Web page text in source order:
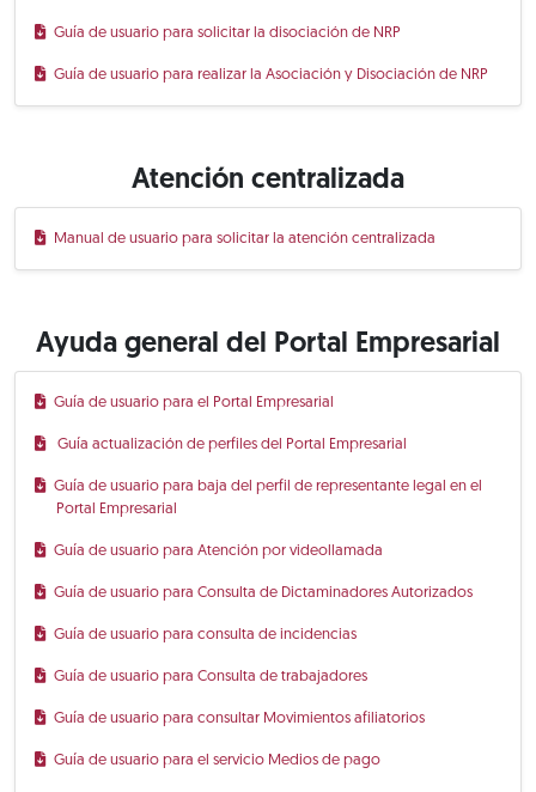
Guía de usuario para solicitar la disociación de NRP
Guía de usuario para realizar la Asociación y Disociación de NRP
Atención centralizada
Manual de usuario para solicitar la atención centralizada
Ayuda general del Portal Empresarial
Guía de usuario para el Portal Empresarial
Guía actualización de perfiles del Portal Empresarial
Guía de usuario para baja del perfil de representante legal en el
Portal Empresarial
Guía de usuario para Atención por videollamada
Guía de usuario para Consulta de Dictaminadores Autorizados
Guía de usuario para consulta de incidencias
Guía de usuario para Consulta de trabajadores
Guía de usuario para consultar Movimientos afiliatorios
Guía de usuario para el servicio Medios de pago